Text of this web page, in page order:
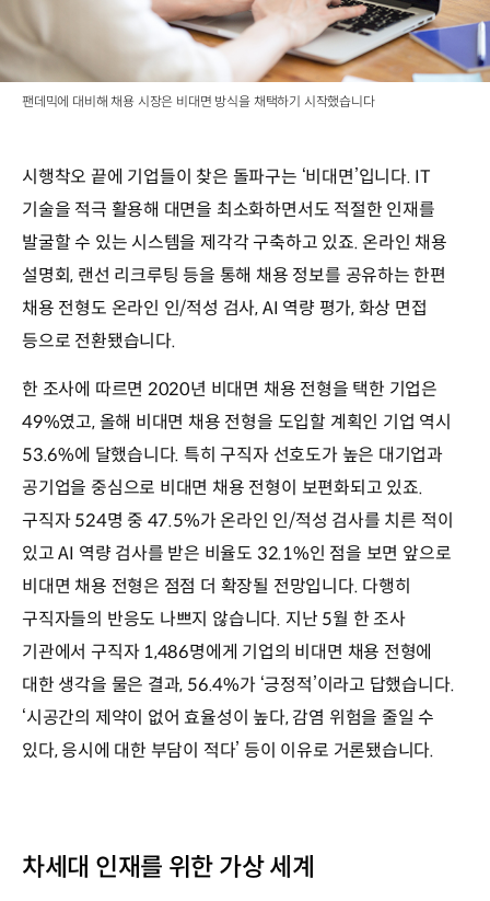
팬데믹에 대비해 채용 시장은 비대면 방식을 채택하기 시작했습니다
시행착오 끝에 기업들이 찾은 돌파구는 ‘비대면’입니다. IT
기술을 적극 활용해 대면을 최소화하면서도 적절한 인재를
발굴할 수 있는 시스템을 제각각 구축하고 있죠. 온라인 채용
설명회, 랜선 리크루팅 등을 통해 채용 정보를 공유하는 한편
채용 전형도 온라인 인/적성 검사, AI 역량 평가, 화상 면접
등으로 전환됐습니다.
한 조사에 따르면 2020년 비대면 채용 전형을 택한 기업은
49%였고, 올해 비대면 채용 전형을 도입할 계획인 기업 역시
53.6%에 달했습니다. 특히 구직자 선호도가 높은 대기업과
공기업을 중심으로 비대면 채용 전형이 보편화되고 있죠.
구직자 524명 중 47.5%가 온라인 인/적성 검사를 치른 적이
있고 AI 역량 검사를 받은 비율도 32.1%인 점을 보면 앞으로
비대면 채용 전형은 점점 더 확장될 전망입니다. 다행히
구직자들의 반응도 나쁘지 않습니다. 지난 5월 한 조사
기관에서 구직자 1,486명에게 기업의 비대면 채용 전형에
대한 생각을 물은 결과, 56.4%가 ‘긍정적’이라고 답했습니다.
‘시공간의 제약이 없어 효율성이 높다, 감염 위험을 줄일 수
있다, 응시에 대한 부담이 적다’ 등이 이유로 거론됐습니다.
차세대 인재를 위한 가상 세계